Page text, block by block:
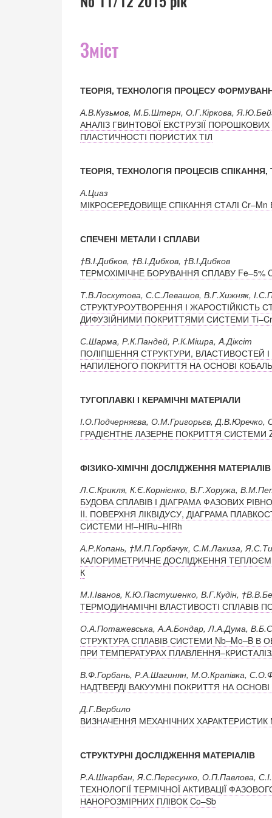
Зміст
ТЕОРІЯ, ТЕХНОЛОГІЯ ПРОЦЕСУ
А.В.Кузьмов, М.Б.Штерн, О.Г.Кіркова,
АНАЛІЗ ГВИНТОВОЇ ЕКСТРУЗІЇ
ПЛАСТИЧНОСТІ ПОРИСТИХ ТІЛ
ТЕОРІЯ, ТЕХНОЛОГІЯ ПРОЦЕСІВ СПІКАННЯ,
А.Циаз
МІКРОСЕРЕДОВИЩЕ СПІКАННЯ СТАЛІ
СПЕЧЕНІ МЕТАЛИ І СПЛАВИ
†В.І.Дибков, †В.І.Дибков, †В.І.Дибков
ТЕРМОХІМІЧНЕ БОРУВАННЯ СПЛАВУ Fe–5%
Т.В.Лоскутова, С.С.Левашов, В.Г.Хижняк,
СТРУКТУРОУТВОРЕННЯ І ЖАРОСТІЙКІСТЬ
ДИФУЗІЙНИМИ ПОКРИТТЯМИ СИСТЕМИ
С.Шарма, Р.К.Пандей, Р.К.Мішра, A.Діксіт
ПОЛІПШЕННЯ СТРУКТУРИ, ВЛАСТИВОСТЕЙ
НАПИЛЕНОГО ПОКРИТТЯ НА ОСНОВІ
ТУГОПЛАВКІ І КЕРАМІЧНІ МАТЕРІАЛИ
І.О.Подчерняєва, О.М.Григорьєв, Д.В.Юречко,
ГРАДІЄНТНЕ ЛАЗЕРНЕ ПОКРИТТЯ СИСТЕМИ
ФІЗИКО-ХІМІЧНІ ДОСЛІДЖЕННЯ МАТЕРІАЛІВ
Л.С.Крикля, К.Є.Корнієнко, В.Г.Хоружа,
БУДОВА СПЛАВІВ І ДІАГРАМА ФАЗОВИХ
II. ПОВЕРХНЯ ЛІКВІДУСУ, ДІАГРАМА
СИСТЕМИ Hf–HfRu–HfRh
А.Р.Копань, †М.П.Горбачук, С.М.Лакиза,
КАЛОРИМЕТРИЧНЕ ДОСЛІДЖЕННЯ
К
М.І.Іванов, К.Ю.Пастушенко, В.Г.Кудін,
ТЕРМОДИНАМІЧНІ ВЛАСТИВОСТІ СПЛАВІВ
О.А.Потажевська, А.А.Бондар, Л.А.Дума,
СТРУКТУРА СПЛАВІВ СИСТЕМИ Nb–Mo–B В
ПРИ ТЕМПЕРАТУРАХ
В.Ф.Горбань, Р.А.Шагинян, М.О.Крапівка,
НАДТВЕРДІ ВАКУУМНІ ПОКРИТТЯ НА
Д.Г.Вербило
ВИЗНАЧЕННЯ МЕХАНІЧНИХ
СТРУКТУРНІ ДОСЛІДЖЕННЯ МАТЕРІАЛІВ
Р.А.Шкарбан, Я.С.Пересунко, О.П.Павлова,
ТЕХНОЛОГІЇ ТЕРМІЧНОЇ АКТИВАЦІЇ
НАНОРОЗМІРНИХ ПЛІВОК Co–Sb